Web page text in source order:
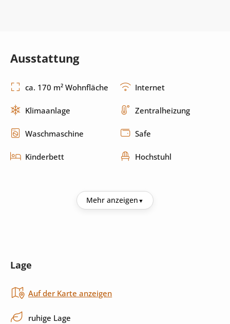
Ausstattung
ca. 170 m² Wohnfläche Internet
Klimaanlage Zentralheizung
Waschmaschine Safe
Kinderbett Hochstuhl
Backofen
Küchenutensilien
Mehr anzeigen
Lage
Auf der Karte anzeigen
ruhige Lage